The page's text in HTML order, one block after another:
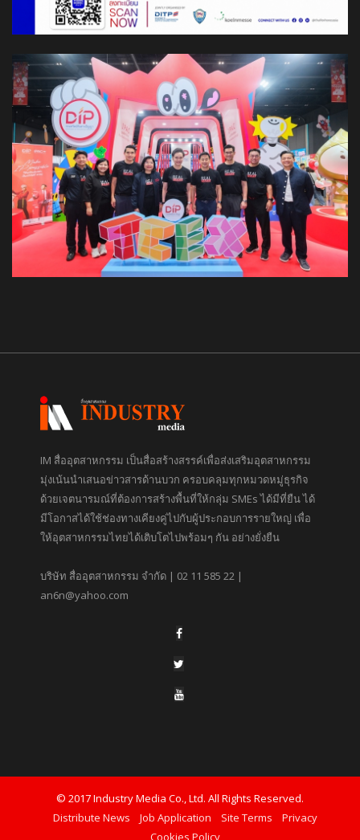
IM สื่ออุตสาหกรรม เป็นสื่อสร้างสรรค์เพื่อส่งเสริมอุตสาหกรรม
มุ่งเน้นนำเสนอข่าวสารด้านบวก ครอบคลุมทุกหมวดหมู่ธุรกิจ
ด้วยเจตนารมณ์ที่ต้องการสร้างพื้นที่ให้กลุ่ม SMEs ได้มีที่ยืน ได้
มีโอกาสได้ใช้ช่องทางเคียงคู่ไปกับผู้ประกอบการรายใหญ่ เพื่อ
ให้อุตสาหกรรมไทยได้เติบโตไปพร้อมๆ กัน อย่างยั่งยืน
บริษัท สื่ออุตสาหกรรม จำกัด | 02 11 585 22 |
an6n@yahoo.com
© 2017 Industry Media Co., Ltd. All Rights Reserved.
Distribute News
Job Application Site Terms
Privacy
Cookies Policy